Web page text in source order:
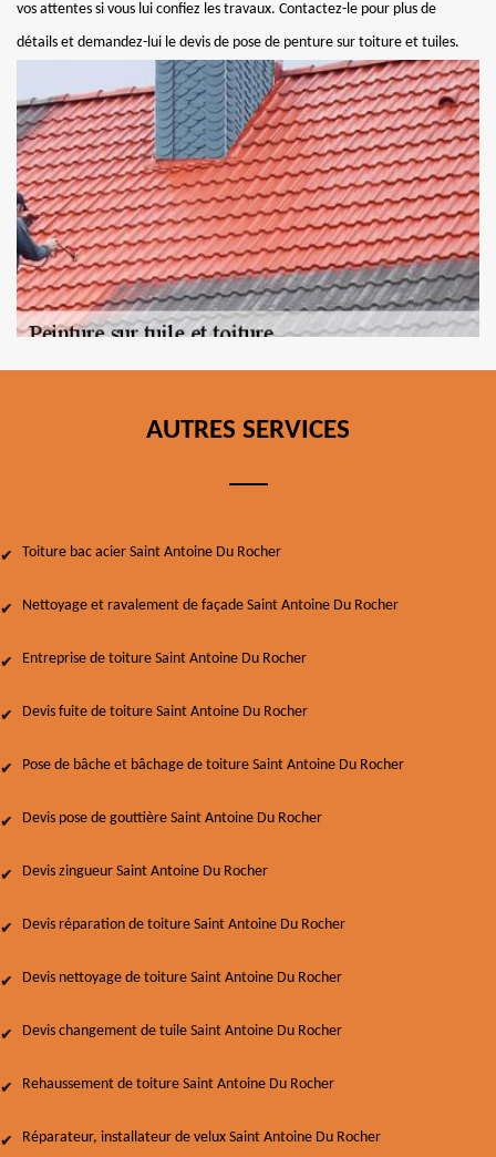
vos attentes si vous lui confiez les travaux. Contactez-le pour plus de
détails et demandez-lui le devis de pose de penture sur toiture et tuiles.
AUTRES SERVICES
Toiture bac acier Saint Antoine Du Rocher
Nettoyage et ravalement de façade Saint Antoine Du Rocher
Entreprise de toiture Saint Antoine Du Rocher
Devis fuite de toiture Saint Antoine Du Rocher
Pose de bâche et bâchage de toiture Saint Antoine Du Rocher
Devis pose de gouttière Saint Antoine Du Rocher
Devis zingueur Saint Antoine Du Rocher
Devis réparation de toiture Saint Antoine Du Rocher
Devis nettoyage de toiture Saint Antoine Du Rocher
Devis changement de tuile Saint Antoine Du Rocher
Rehaussement de toiture Saint Antoine Du Rocher
Réparateur, installateur de velux Saint Antoine Du Rocher